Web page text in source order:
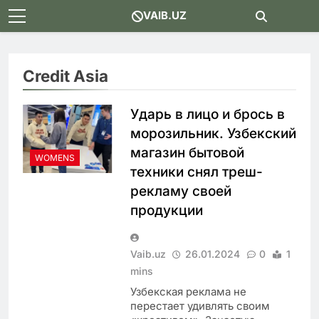
Skip
to
VAIB.UZ
Credit Asia
WOMENS
Ударь в лицо и брось в
морозильник. Узбекский
магазин бытовой
техники снял треш-
рекламу своей
продукции
Vaib.uz 26.01.2024 0
1
mins
Узбекская реклама не
перестает удивлять своим